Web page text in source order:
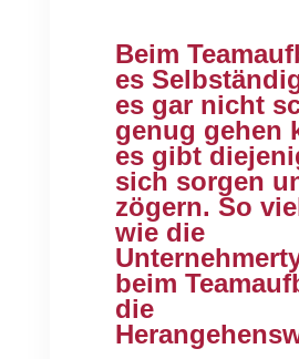
Beim
es
es gar nicht
genug gehen
es gibt
sich sorgen
zögern. So
wie die
beim
die